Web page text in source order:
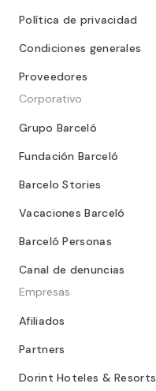
Política de privacidad
Condiciones generales
Proveedores
Corporativo
Grupo Barceló
Fundación Barceló
Barcelo Stories
Vacaciones Barceló
Barceló Personas
Canal de denuncias
Empresas
Afiliados
Partners
Dorint Hoteles & Resorts